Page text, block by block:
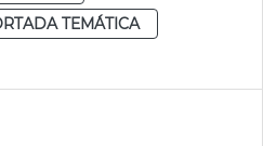
TEMÁTICA